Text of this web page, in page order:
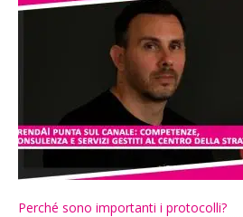
Perché sono importanti i protocolli?